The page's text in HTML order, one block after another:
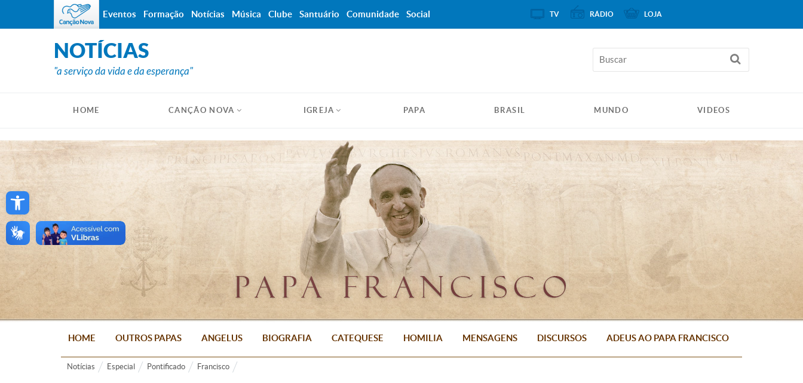
Open toolbar
NOTÍCIAS
"a serviço da vida e da esperança"
HOME CANÇÃO NOVA IGREJA PAPA BRASIL MUNDO VIDEOS
HOME OUTROS PAPAS ANGELUS BIOGRAFIA CATEQUESE HOMILIA MENSAGENS DISCURSOS ADEUS AO PAPA FRANCISCO
Notícias Especial Pontificado Francisco
Eventos Formação Notícias Música Clube Santuário Comunidade Social TV RÁDIO LOJA